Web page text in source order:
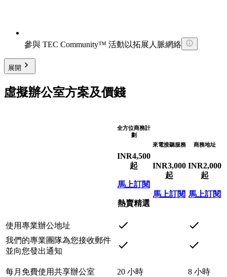
參與 TEC Community™ 活動以拓展人脈網絡
展開
虛擬辦公室方案及價錢
全方位商務計
劃
INR4,500
起
馬上訂閱
熱賣精選
來電接聽服務
INR3,000
起
馬上訂閱
商務地址
INR2,000
起
馬上訂閱
使用專業辦公地址
我們的專業團隊為您接收郵件
並向您發出通知
每月免費使用共享辦公室 20 小時 8 小時